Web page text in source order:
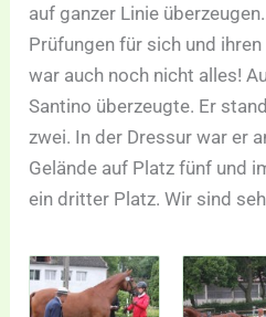
auf ganzer Linie
Prüfungen für sich und
war auch noch nicht alles!
Santino überzeugte. Er
zwei. In der Dressur war er
Gelände auf Platz fünf und
ein dritter Platz. Wir sind